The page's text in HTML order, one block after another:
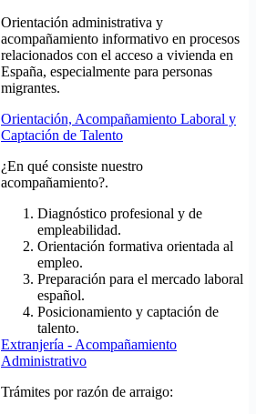
Orientación administrativa y
acompañamiento informativo en procesos
relacionados con el acceso a vivienda en
España, especialmente para personas
migrantes.
Orientación, Acompañamiento Laboral y
Captación de Talento
¿En qué consiste nuestro
acompañamiento?.
Diagnóstico profesional y de
empleabilidad.
Orientación formativa orientada al
empleo.
Preparación para el mercado laboral
español.
Posicionamiento y captación de
talento.
Extranjería - Acompañamiento
Administrativo
Trámites por razón de arraigo: